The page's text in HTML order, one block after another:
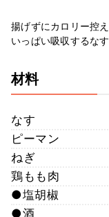
揚げずにカロリー控
いっぱい吸収するな
材料
なす
ピーマン
ねぎ
鶏もも肉
●塩胡椒
●酒